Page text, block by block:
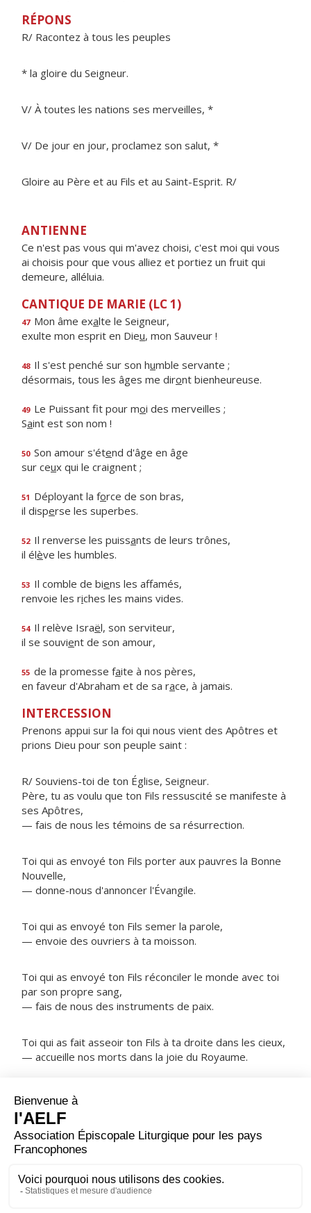
RÉPONS
R/ Racontez à tous les peuples
* la gloire du Seigneur.
V/ À toutes les nations ses merveilles, *
V/ De jour en jour, proclamez son salut, *
Gloire au Père et au Fils et au Saint-Esprit. R/
ANTIENNE
Ce n'est pas vous qui m'avez choisi, c'est moi qui vous
ai choisis pour que vous alliez et portiez un fruit qui
demeure, alléluia.
CANTIQUE DE MARIE (LC 1)
47 Mon âme exalte le Seigneur,
exulte mon esprit en Dieu, mon Sauveur !
48 Il s'est penché sur son humble servante ;
désormais, tous les âges me diront bienheureuse.
49 Le Puissant fit pour moi des merveilles ;
Saint est son nom !
50 Son amour s'étend d'âge en âge
sur ceux qui le craignent ;
51 Déployant la force de son bras,
il disperse les superbes.
52 Il renverse les puissants de leurs trônes,
il élève les humbles.
53 Il comble de biens les affamés,
renvoie les riches les mains vides.
54 Il relève Israël, son serviteur,
il se souvient de son amour,
55 de la promesse faite à nos pères,
en faveur d'Abraham et de sa race, à jamais.
INTERCESSION
Prenons appui sur la foi qui nous vient des Apôtres et
prions Dieu pour son peuple saint :
R/ Souviens-toi de ton Église, Seigneur.
Père, tu as voulu que ton Fils ressuscité se manifeste à
ses Apôtres,
— fais de nous les témoins de sa résurrection.
Toi qui as envoyé ton Fils porter aux pauvres la Bonne
Nouvelle,
— donne-nous d'annoncer l'Évangile.
Toi qui as envoyé ton Fils semer la parole,
— envoie des ouvriers à ta moisson.
Toi qui as envoyé ton Fils réconciler le monde avec toi
par son propre sang,
— fais de nous des instruments de paix.
Toi qui as fait asseoir ton Fils à ta droite dans les cieux,
— accueille nos morts dans la joie du Royaume.
NOTRE PÈRE
ORAISON
Dieu qui as choisi saint Matthias pour compléter le
ton amour nous appelle, d'être un jour au nombre des
élus.